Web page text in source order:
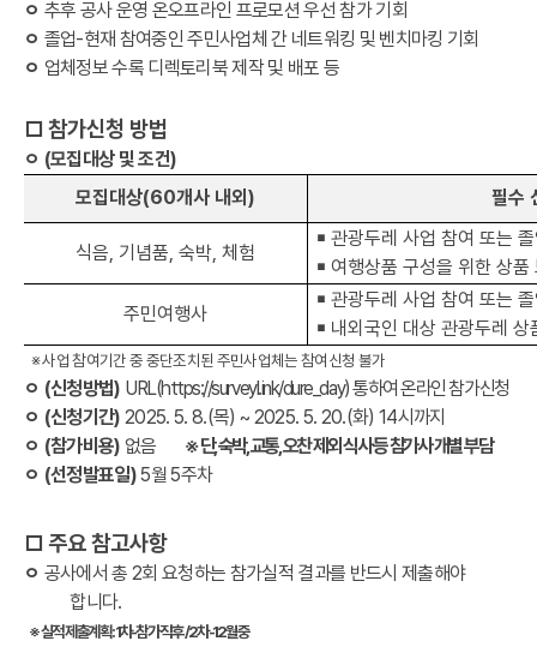
ㅇ 추후 공사 운영 온오프라인 프로모션 우선 참가 기회
ㅇ 졸업-현재 참여중인 주민사업체 간 네트워킹 및 벤치마킹 기회
ㅇ 업체정보 수록 디렉토리북 제작 및 배포 등
□ 참가신청 방법
ㅇ (모집대상 및 조건)
모집대상(60개사 내외)
필수
식음, 기념품, 숙박, 체험
￭ 관광두레 사업 참여 또는
￭ 여행상품 구성을 위한 상품
주민여행사
￭ 관광두레 사업 참여 또는
￭ 내외국인 대상 관광두레
※사업 참여기간 중 중단조치된 주민사업체는 참여신청 불가
ㅇ (신청방법) URL(https://surveyl.ink/dure_day)통하여 온라인 참가신청
ㅇ (신청기간)2025. 5. 8.(목) ~ 2025. 5. 20.(화) 14시까지
ㅇ (참가비용)없음 ※단,숙박,교통,오찬 제외 식사 등 참가사 개별 부담
ㅇ (선정발표일)5월 5주차
□ 주요 참고사항
ㅇ 공사에서 총2회 요청하는 참가실적 결과를 반드시 제출해야
합니다.
※실적 제출계획: 1차-참가 직후/ 2차-12월 중